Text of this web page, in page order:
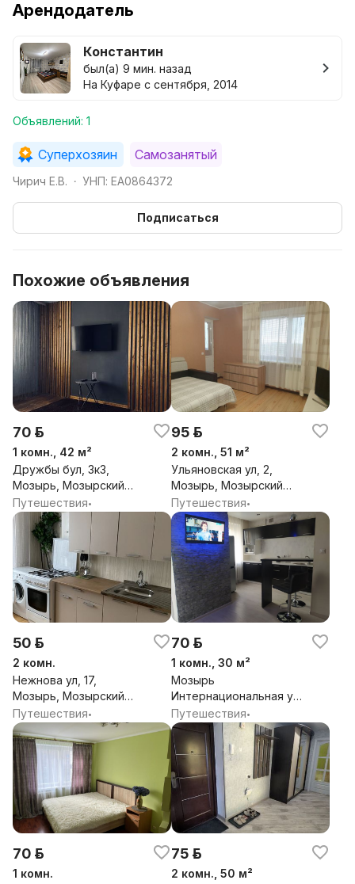
Арендодатель
Константин
был(а) 9 мин. назад
На Куфаре с сентября, 2014
Объявлений: 1
Суперхозяин Самозанятый
Чирич Е.В. • УНП: EA0864372
Подписаться
Похожие объявления
70 р.
1 комн., 42 м²
Дружбы бул, 3к3,
Мозырь, Мозырский
район, Гомельская обл.
Путешествия•
95 р.
2 комн., 51 м²
Ульяновская ул, 2,
Мозырь, Мозырский
район, Гомельская обл.
Путешествия•
50 р.
2 комн.
Нежнова ул, 17,
Мозырь, Мозырский
район, Гомельская обл.
Путешествия•
70 р.
1 комн., 30 м²
Мозырь
Интернациональная ул.
182 Мозырский район
Гомельская обл.
Путешествия•
70 р.
1 комн.
75 р.
2 комн., 50 м²